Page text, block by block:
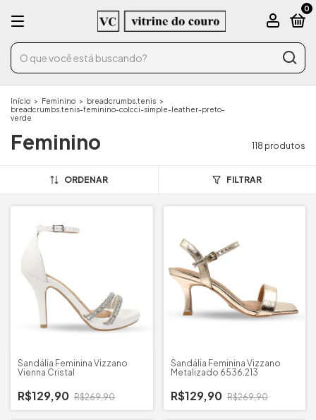
0
Início > Feminino > breadcrumbs.tenis >
breadcrumbs.tenis-feminino-colcci-simple-leather-preto-
verde
Feminino 118 produtos
ORDENAR FILTRAR
Sandália Feminina Vizzano
Vienna Cristal
R$129,90 R$269,90
Sandália Feminina Vizzano
Metalizado 6536.213
R$129,90 R$269,90